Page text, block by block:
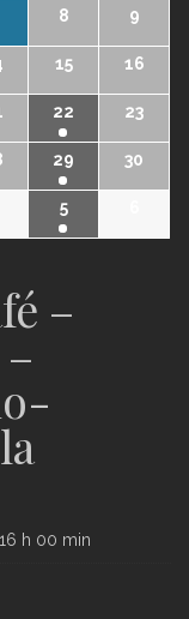
8 9
15 16
22 23
29 30
5
–
16 h 00 min